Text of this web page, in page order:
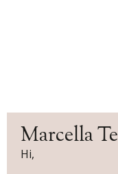
Marcella
Hi,